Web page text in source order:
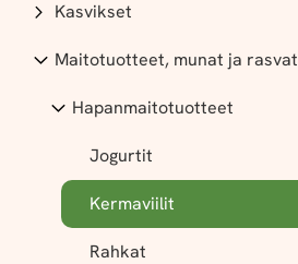
Kasvikset
Maitotuotteet, munat ja rasvat
Hapanmaitotuotteet
Jogurtit
Kermaviilit
Rahkat